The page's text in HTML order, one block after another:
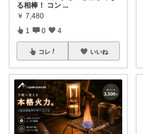
る相棒！ コン ...
￥ 7,480
1 0 4
コレ いいね